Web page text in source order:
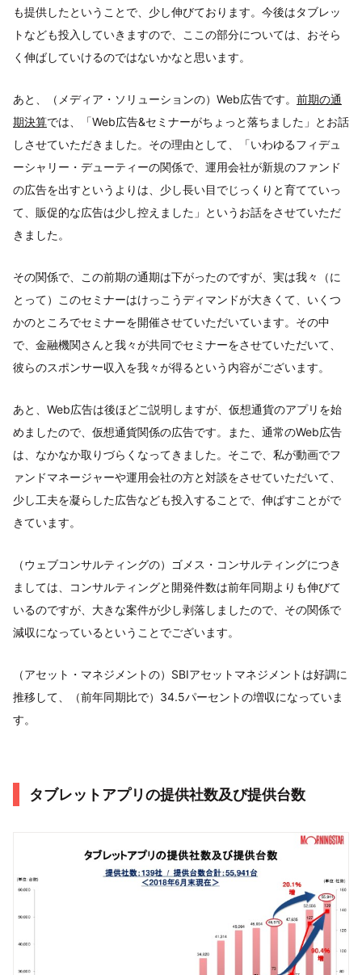
も提供したということで、少し伸びております。今後はタブレッ
トなども投入していきますので、ここの部分については、おそら
く伸ばしていけるのではないかなと思います。
あと、（メディア・ソリューションの）Web広告です。 前期の通
期決算では、「Web広告&セミナーがちょっと落ちました」とお話
しさせていただきました。その理由として、「いわゆるフィデュ
ーシャリー・デューティーの関係で、運用会社が新規のファンド
の広告を出すというよりは、少し長い目でじっくりと育てていっ
て、販促的な広告は少し控えました」というお話をさせていただ
きました。
その関係で、この前期の通期は下がったのですが、実は我々（に
とって）このセミナーはけっこうディマンドが大きくて、いくつ
かのところでセミナーを開催させていただいています。その中
で、金融機関さんと我々が共同でセミナーをさせていただいて、
彼らのスポンサー収入を我々が得るという内容がございます。
あと、Web広告は後ほどご説明しますが、仮想通貨のアプリを始
めましたので、仮想通貨関係の広告です。また、通常のWeb広告
は、なかなか取りづらくなってきました。そこで、私が動画でフ
ァンドマネージャーや運用会社の方と対談をさせていただいて、
少し工夫を凝らした広告なども投入することで、伸ばすことがで
きています。
（ウェブコンサルティングの）ゴメス・コンサルティングにつき
ましては、コンサルティングと開発件数は前年同期よりも伸びて
いるのですが、大きな案件が少し剥落しましたので、その関係で
減収になっているということでございます。
（アセット・マネジメントの）SBIアセットマネジメントは好調に
推移して、（前年同期比で）34.5パーセントの増収になっていま
す。
タブレットアプリの提供社数及び提供台数